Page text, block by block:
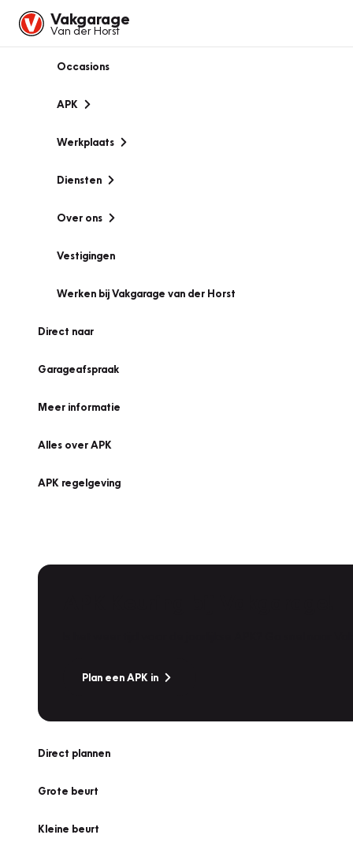
Vakgarage
Van der Horst
Occasions
APK
Werkplaats
Diensten
Over ons
Vestigingen
Werken bij Vakgarage van der Horst
Direct naar
Garageafspraak
Meer informatie
Alles over APK
APK regelgeving
Plan een APK in
Direct plannen
Grote beurt
Kleine beurt